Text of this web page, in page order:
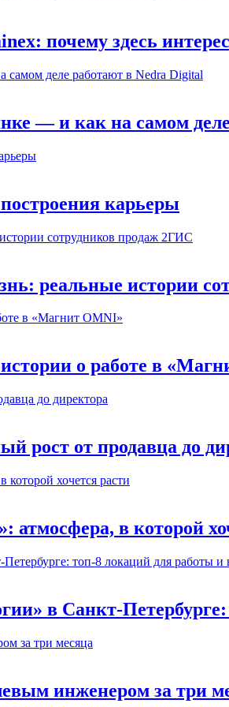
почему здесь
— и как на самом
карьеры
реальные истории
о работе в
рост от продавца до
в которой
в Санкт-
инженером за три